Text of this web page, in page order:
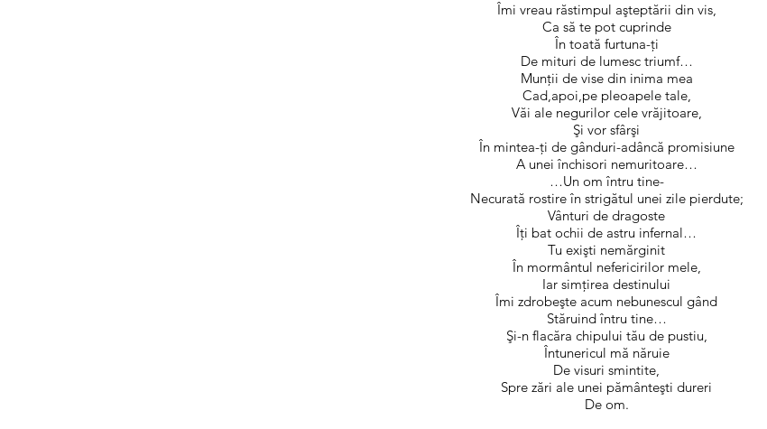
Îmi vreau răstimpul aşteptării din vis,
Ca să te pot cuprinde
În toată furtuna-ţi
De mituri de lumesc triumf…
Munţii de vise din inima mea
Cad,apoi,pe pleoapele tale,
Văi ale negurilor cele vrăjitoare,
Şi vor sfârşi
În mintea-ţi de gânduri-adâncă promisiune
A unei închisori nemuritoare…
…Un om întru tine-
Necurată rostire în strigătul unei zile pierdute;
Vânturi de dragoste
Îţi bat ochii de astru infernal…
Tu exişti nemărginit
În mormântul nefericirilor mele,
Iar simţirea destinului
Îmi zdrobeşte acum nebunescul gând
Stăruind întru tine…
Şi-n flacăra chipului tău de pustiu,
Întunericul mă năruie
De visuri smintite,
Spre zări ale unei pământeşti dureri
De om.